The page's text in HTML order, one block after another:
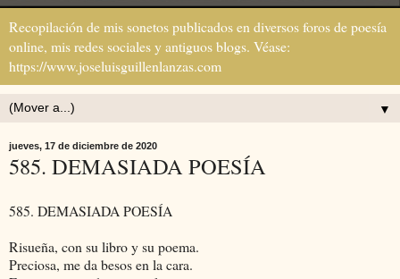
Recopilación de mis sonetos publicados en diversos foros de poesía
online, mis redes sociales y antiguos blogs. Véase:
https://www.joseluisguillenlanzas.com
▼
jueves, 17 de diciembre de 2020
585. DEMASIADA POESÍA
585. DEMASIADA POESÍA
Risueña, con su libro y su poema.
Preciosa, me da besos en la cara.